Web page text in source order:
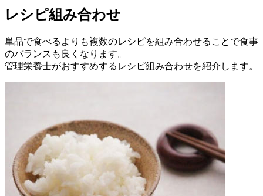
レシピ組み合わせ
単品で食べるよりも複数のレシピを組み合わせることで食事
のバランスも良くなります。
管理栄養士がおすすめするレシピ組み合わせを紹介します。